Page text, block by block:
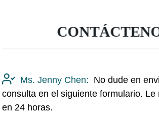
Ms. Jenny Chen: No dude en
consulta en el siguiente formulario. Le
en 24 horas.